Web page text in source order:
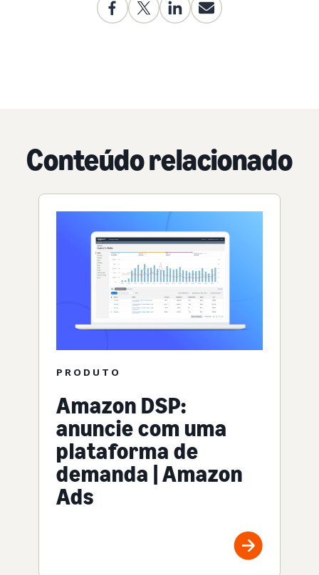
Conteúdo relacionado
PRODUTO
Amazon DSP:
anuncie com uma
plataforma de
demanda | Amazon
Ads